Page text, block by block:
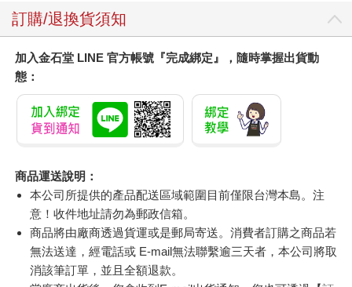
訂購/退換貨須知
加入金石堂 LINE 官方帳號『完成綁定』，隨時掌握出貨動
態：
商品運送說明：
本公司所提供的產品配送區域範圍目前僅限台灣本島。注
意！收件地址請勿為郵政信箱。
商品將由廠商透過貨運或是郵局寄送。消費者訂購之商品若
無法送達，經電話或 E-mail無法聯繫逾三天者，本公司將取
消該筆訂單，並且全額退款。